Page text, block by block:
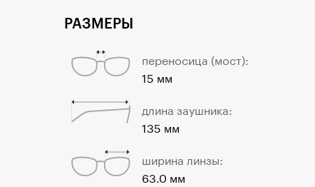
РАЗМЕРЫ
переносица (мост):
15 мм
длина заушника:
135 мм
ширина линзы:
63.0 мм